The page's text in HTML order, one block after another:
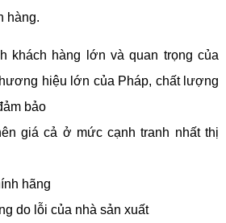
hàng.
khách hàng lớn và quan trọng của
hiệu lớn của Pháp, chất lượng
bảo
giá cả ở mức cạnh tranh nhất thị
hãng
do lỗi của nhà sản xuất